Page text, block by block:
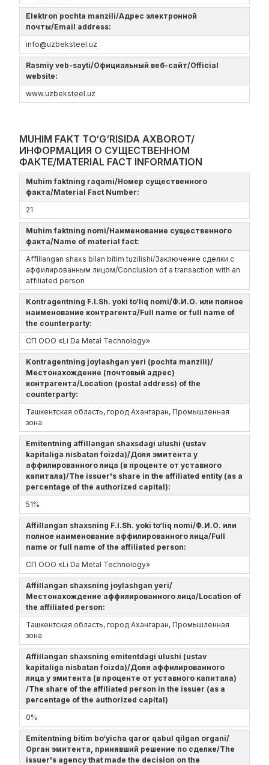
Elektron pochta manzili/Адрес электронной
почты/Email address:
info@uzbeksteel.uz
Rasmiy veb-sayti/Официальный веб-сайт/Official
website:
www.uzbeksteel.uz
MUHIM FAKT TO‘G‘RISIDA AXBOROT/
ИНФОРМАЦИЯ О СУЩЕСТВЕННОМ
ФАКТЕ/MATERIAL FACT INFORMATION
Muhim faktning raqami/Номер существенного
факта/Material Fact Number:
21
Muhim faktning nomi/Наименование существенного
факта/Name of material fact:
Affillangan shaxs bilan bitim tuzilishi/Заключение сделки с
аффилированным лицом/Conclusion of a transaction with an
affiliated person
Kontragentning F.I.Sh. yoki to‘liq nomi/Ф.И.О. или полное
наименование контрагента/Full name or full name of
the counterparty:
СП ООО «Li Da Metal Technology»
Kontragentning joylashgan yeri (pochta manzili)/
Местонахождение (почтовый адрес)
контрагента/Location (postal address) of the
counterparty:
Ташкентская область, город Ахангаран, Промышленная
зона
Emitentning affillangan shaxsdagi ulushi (ustav
kapitaliga nisbatan foizda)/Доля эмитента у
аффилированного лица (в проценте от уставного
капитала)/The issuer's share in the affiliated entity (as a
percentage of the authorized capital):
51%
Affillangan shaxsning F.I.Sh. yoki to‘liq nomi/Ф.И.О. или
полное наименование аффилированного лица/Full
name or full name of the affiliated person:
СП ООО «Li Da Metal Technology»
Affillangan shaxsning joylashgan yeri/
Местонахождение аффилированного лица/Location of
the affiliated person:
Ташкентская область, город Ахангаран, Промышленная
зона
Affillangan shaxsning emitentdagi ulushi (ustav
kapitaliga nisbatan foizda)/Доля аффилированного
лица у эмитента (в проценте от уставного капитала)
/The share of the affiliated person in the issuer (as a
percentage of the authorized capital)
0%
Emitentning bitim bo‘yicha qaror qabul qilgan organi/
Орган эмитента, принявший решение по сделке/The
issuer's agency that made the decision on the